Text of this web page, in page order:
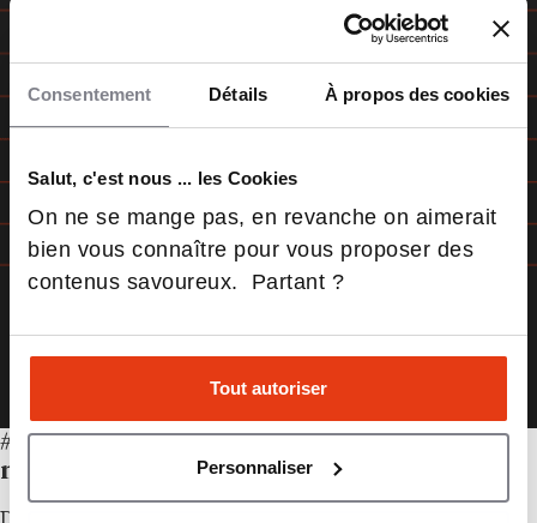
Consentement Détails À propos des cookies
Salut, c'est nous ... les Cookies
On ne se mange pas, en revanche on aimerait
bien vous connaître pour vous proposer des
contenus savoureux. Partant ?
Tout autoriser
Personnaliser
#51 – À l’heure de l’intelligence artificielle,
nous cultivons l’intelligence humaine.